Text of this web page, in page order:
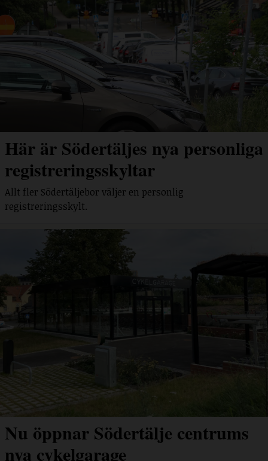
Här är Södertäljes nya personliga
registreringsskyltar
Allt fler Södertäljebor väljer en personlig
registreringsskylt.
Nu öppnar Södertälje centrums
nya cykelgarage